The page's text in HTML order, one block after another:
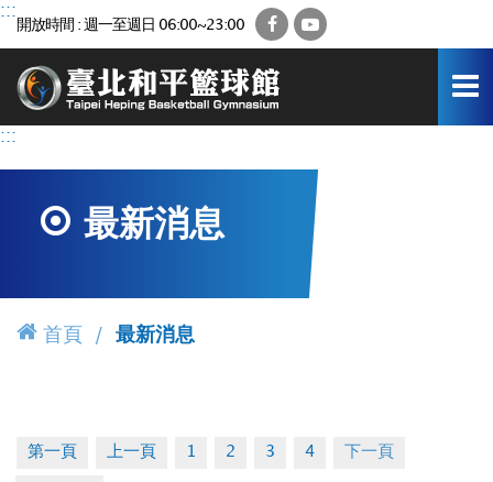
跳
容
:::
開放時間 : 週一至週日 06:00~23:00 FacebookYouTube
:::
最新消息
首頁 最新消息
第一頁 上一頁 1 2 3 4 下一頁